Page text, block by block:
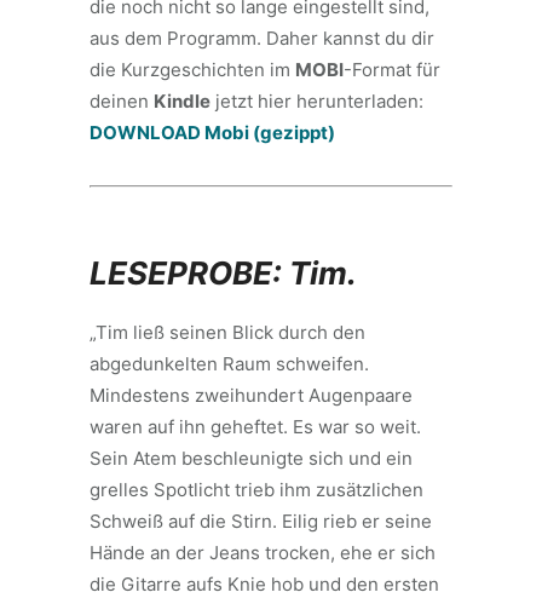
die noch nicht so lange eingestellt sind,
aus dem Programm. Daher kannst du dir
die Kurzgeschichten im MOBI-Format für
deinen Kindle jetzt hier herunterladen:
DOWNLOAD Mobi (gezippt)
LESEPROBE: Tim.
„Tim ließ seinen Blick durch den
abgedunkelten Raum schweifen.
Mindestens zweihundert Augenpaare
waren auf ihn geheftet. Es war so weit.
Sein Atem beschleunigte sich und ein
grelles Spotlicht trieb ihm zusätzlichen
Schweiß auf die Stirn. Eilig rieb er seine
Hände an der Jeans trocken, ehe er sich
die Gitarre aufs Knie hob und den ersten